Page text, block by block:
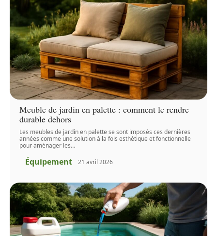
Meuble de jardin en palette : comment le rendre
durable dehors
Les meubles de jardin en palette se sont imposés ces dernières
années comme une solution à la fois esthétique et fonctionnelle
pour aménager les…
Équipement 21 avril 2026